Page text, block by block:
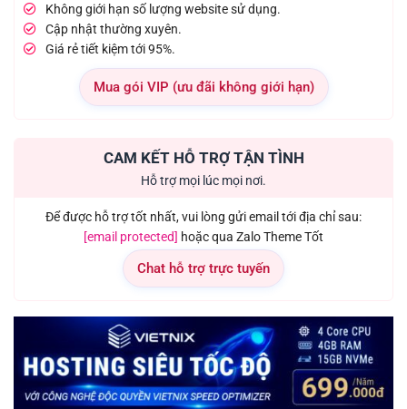
Không giới hạn số lượng website sử dụng.
Cập nhật thường xuyên.
Giá rẻ tiết kiệm tới 95%.
Mua gói VIP (ưu đãi không giới hạn)
CAM KẾT HỖ TRỢ TẬN TÌNH
Hỗ trợ mọi lúc mọi nơi.
Để được hỗ trợ tốt nhất, vui lòng gửi email tới địa chỉ sau:
[email protected] hoặc qua Zalo Theme Tốt
Chat hỗ trợ trực tuyến